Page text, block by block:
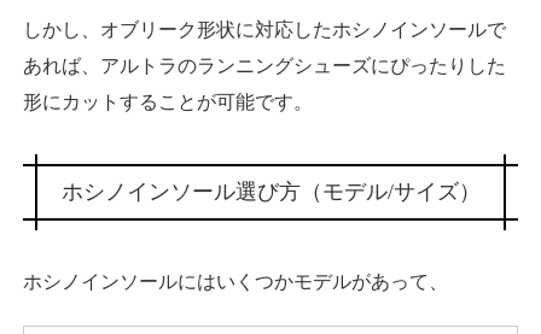
しかし、オブリーク形状に対応したホシノインソールで
あれば、アルトラのランニングシューズにぴったりした
形にカットすることが可能です。
ホシノインソール選び方（モデル/サイズ）
ホシノインソールにはいくつかモデルがあって、